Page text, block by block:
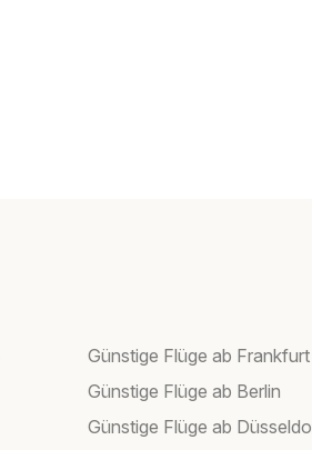
Günstige Flüge ab
Günstige Flüge ab Berlin
Günstige Flüge ab